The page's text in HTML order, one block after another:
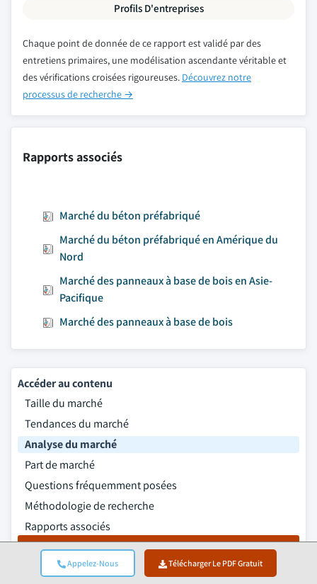
Appelez-Nous Télécharger Le PDF Gratuit
Profils D'entreprises
Chaque point de donnée de ce rapport est validé par des
entretiens primaires, une modélisation ascendante véritable et
des vérifications croisées rigoureuses. Découvrez notre
processus de recherche →
Rapports associés
Marché du béton préfabriqué
Marché du béton préfabriqué en Amérique du
Nord
Marché des panneaux à base de bois en Asie-
Pacifique
Marché des panneaux à base de bois
Accéder au contenu
Taille du marché
Tendances du marché
Analyse du marché
Part de marché
Questions fréquemment posées
Méthodologie de recherche
Rapports associés
Télécharger Le PDF Gratuit